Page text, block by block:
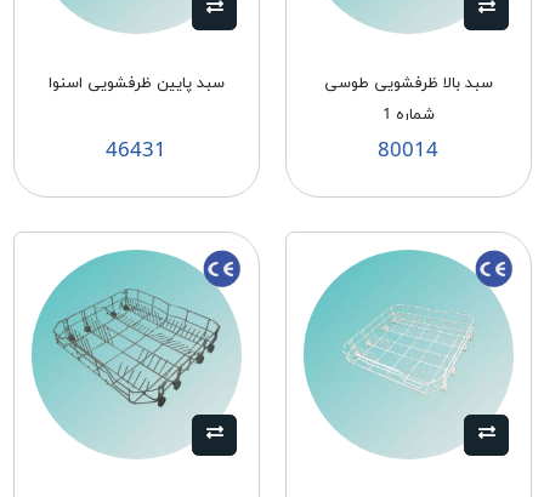
سبد بالا ظرفشويی طوسی
شماره 1
80014
سبد پايين ظرفشويی اسنوا
46431